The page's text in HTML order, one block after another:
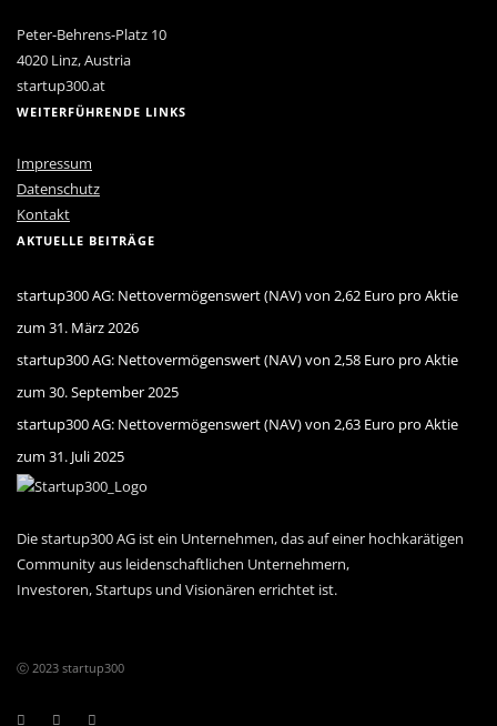
Peter-Behrens-Platz 10
4020 Linz, Austria
startup300.at
WEITERFÜHRENDE LINKS
Impressum
Datenschutz
Kontakt
AKTUELLE BEITRÄGE
startup300 AG: Nettovermögenswert (NAV) von 2,62 Euro pro Aktie
zum 31. März 2026
startup300 AG: Nettovermögenswert (NAV) von 2,58 Euro pro Aktie
zum 30. September 2025
startup300 AG: Nettovermögenswert (NAV) von 2,63 Euro pro Aktie
zum 31. Juli 2025
Die startup300 AG ist ein Unternehmen, das auf einer hochkarätigen
Community aus leiden­schaftlichen Unternehmern,
Investoren, Startups und Visionären errichtet ist.
ⓒ 2023 startup300